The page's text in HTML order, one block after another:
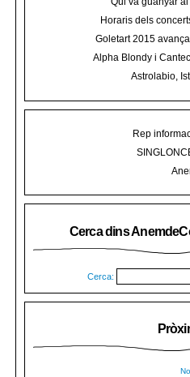
Horaris dels
Goletart 2015
encetarà la LI Festa des
Alpha Blondy i
concert al
Astrolabio,
Rep
Cerca dins
Cerca: